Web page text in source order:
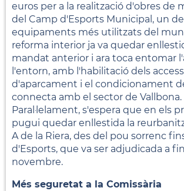
euros per a la realització d'obres de
del Camp d'Esports Municipal, un
equipaments més utilitzats del
reforma interior ja va quedar
mandat anterior i ara toca entomar
l'entorn, amb l'habilitació dels
d'aparcament i el condicionament
connecta amb el sector de Vallbona.
Paral·lelament, s'espera que en els
pugui quedar enllestida la
A de la Riera, des del pou sorrenc
d'Esports, que va ser adjudicada a
novembre.
Més seguretat a la Comissària